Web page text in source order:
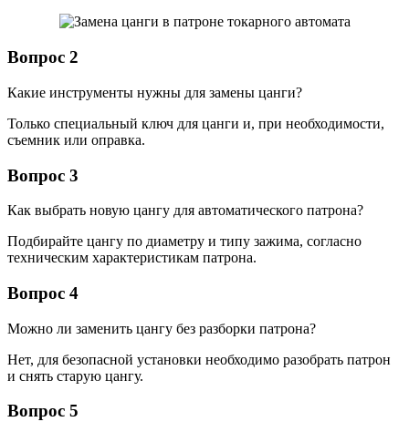
Вопрос 2
Какие инструменты нужны для замены цанги?
Только специальный ключ для цанги и, при необходимости,
съемник или оправка.
Вопрос 3
Как выбрать новую цангу для автоматического патрона?
Подбирайте цангу по диаметру и типу зажима, согласно
техническим характеристикам патрона.
Вопрос 4
Можно ли заменить цангу без разборки патрона?
Нет, для безопасной установки необходимо разобрать патрон
и снять старую цангу.
Вопрос 5